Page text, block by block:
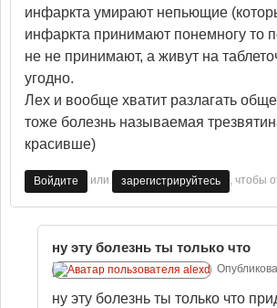
инфаркта умирают непьющие
инфаркта принимают понемногу то
не не принимают, а живут на
угодно.
Лех и вообще хватит разлагать
тоже болезнь называемая
красивше)
Войдите или зарегистрируйтесь , чтобы
ну эту болезнь ты только что
ну эту болезнь ты только что